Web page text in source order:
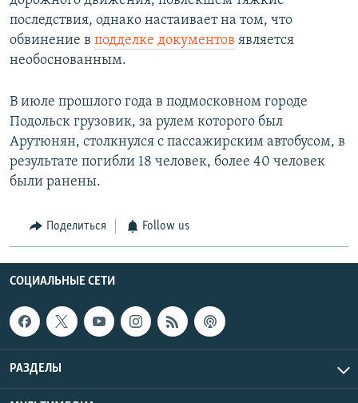
последствия, однако настаивает на том, что
обвинение в подделке документов является
необоснованным.
В июле прошлого года в подмосковном городе
Подольск грузовик, за рулем которого был
Арутюнян, столкнулся с пассажирским автобусом, в
результате погибли 18 человек, более 40 человек
были ранены.
Поделиться Follow us
СОЦИАЛЬНЫЕ СЕТИ
РАЗДЕЛЫ